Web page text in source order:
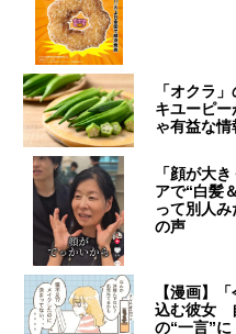
「オクラ
キユーピ
ゃ有益な情
「顔が大
アで“白髪
って別人
の声
【漫画】
込む彼女
の“一言”に